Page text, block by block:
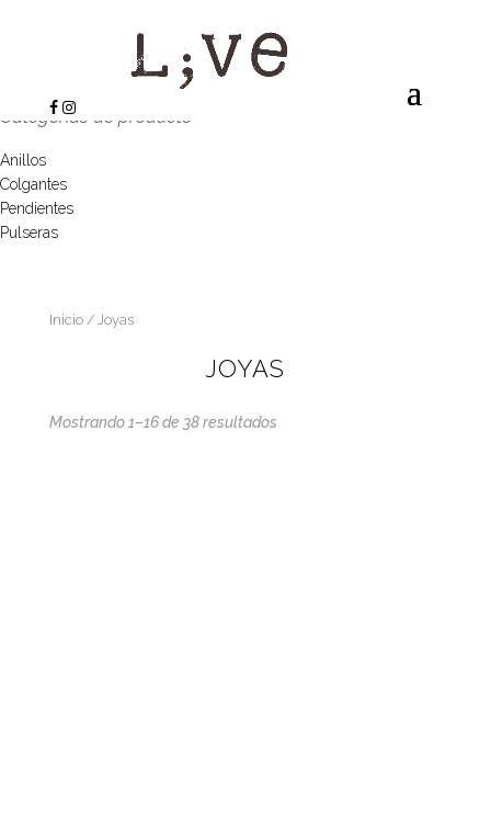
Categorías de producto
Anillos
Colgantes
Pendientes
Pulseras
Inicio/ Joyas
JOYAS
Mostrando 1–16 de 38 resultados